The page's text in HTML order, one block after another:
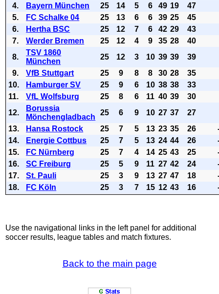
4.
Bayern München 25 14 5 6 49 19
47
5.
FC Schalke 04 25 13 6 6 39 25
45
6.
Hertha BSC 25 12 7 6 42 29
43
7.
Werder Bremen 25 12 4 9 35 28
40
8.
TSV 1860
München
25 12 3 10 39 39
39
9.
VfB Stuttgart 25 9 8 8 30 28
35
10.
Hamburger SV 25 9 6 10 38 38
33
11.
VfL Wolfsburg 25 8 6 11 40 39
30
12.
Borussia
Mönchengladbach
25 6 9 10 27 37
27
13.
Hansa Rostock 25 7 5 13 23 35 26
14.
Energie Cottbus 25 7 5 13 24 44 26
15.
FC Nürnberg 25 7 4 14 25 43 25
16.
SC Freiburg 25 5 9 11 27 42 24
17.
St. Pauli 25 3 9 13 27 47 18
18.
FC Köln 25 3 7 15 12 43 16
Use the navigational links in the left panel for additional
soccer results, league tables and match fixtures.
Back to the main page